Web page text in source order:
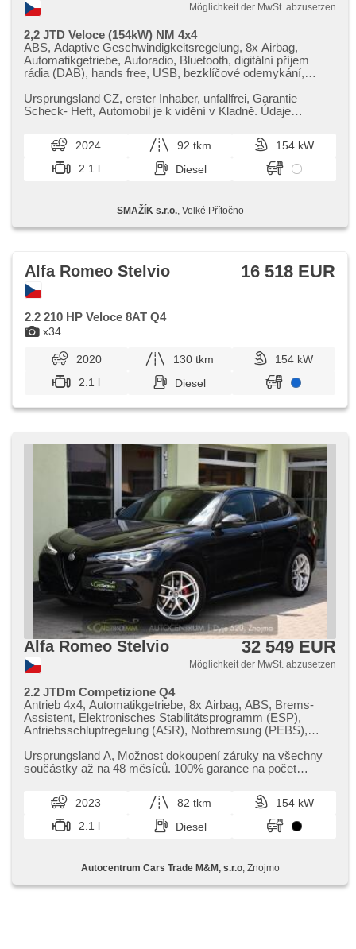
Möglichkeit der MwSt. abzusetzen
2,2 JTD Veloce (154kW) NM 4x4
ABS, Adaptive Geschwindigkeitsregelung, 8x Airbag,
Automatikgetriebe, Autoradio, Bluetooth, digitální příjem
rádia (DAB), hands free, USB, bezklíčové odemykání,
Rücksitzbank, täglich Leuchten, Scheibenwischersensor,
digitální přístrojový štít, El. Seitenscheiben, El.
Klappspiegel, El. einstellbare Sitze, El. Spiegel, beheizte
Spiegel, samostmívací zrcátka, Elektronisches
Stabilitätsprogramm (ESP), asistent jízdy v jízdním pruhu,
Blind Spot Anzeige, isofix, Klimaautomatik, 2-Zonen
einstellbar, Navigation, Multifunktionslenkrad, Bordcomputer,
Panoramadach, Fahrkamera, parkovací senzory přední,
Tempomat, beheizte Sitze, beheizte Lenkrad,
höheneinstellbare Sitze, zatmavená zadní skla
Ursprungsland CZ,​ erster Inhaber,​ unfallfrei,​ Garantie
Scheck​- Heft,​ Automobil je k vidění v Kladně. Údaje
2024 92 tkm
154 kW
2.1 l
Diesel
SMAŽÍK s.r.o., Velké Přítočno
x34
Alfa Romeo Stelvio 16 518 EUR
2.2 210 HP Veloce 8AT Q4
2020 130 tkm
154 kW
2.1 l
Diesel
Alfa Romeo Stelvio 32 549 EUR
Möglichkeit der MwSt. abzusetzen
2.2 JTDm Competizione Q4
Antrieb 4x4, Automatikgetriebe, 8x Airbag, ABS, Brems-
Assistent, Elektronisches Stabilitätsprogramm (ESP),
Antriebsschlupfregelung (ASR), Notbremsung (PEBS),
Anzeige, asistent jízdy v jízdním pruhu, Überwachung der
Ermüdung des Fahrers, automatisch im Berg bremsen ,
Adaptive Geschwindigkeitsregelung, LED adaptivní
světlomety, LED denní svícení, automatické přepínání
dálkových světel, Alufelgen, Bordcomputer, hlasové
ovládání palubního počítače, dotykové ovládání palubního
parkovací senzory přední, parkovací senzory zadní,
Parkassistent, Fahrkamera, bezklíčové startování,
Ursprungsland A,​ Možnost dokoupení záruky na všechny
součástky až na 48 měsíců. 100% garance na počet
2023 82 tkm
154 kW
2.1 l
Diesel
Autocentrum Cars Trade M&M, s.r.o, Znojmo